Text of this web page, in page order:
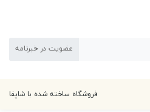
عضویت در خبرنامه
فروشگاه ساخته شده با شاپفا